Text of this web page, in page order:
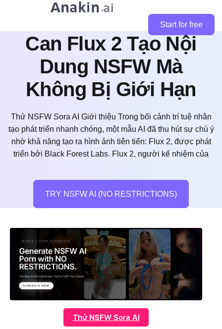
Start for free
Can Flux 2 Tạo Nội
Dung NSFW Mà
Không Bị Giới Hạn
Thử NSFW Sora AI Giới thiệu Trong bối cảnh trí tuệ nhân
tạo phát triển nhanh chóng, một mẫu AI đã thu hút sự chú ý
nhờ khả năng tạo ra hình ảnh tiên tiến: Flux 2, được phát
triển bởi Black Forest Labs. Flux 2, người kế nhiệm của
TRY NSFW AI (NO RESTRICTIONS)
Thử NSFW Sora AI